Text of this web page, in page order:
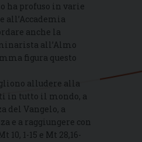
ha profuso in varie
all’Accademia
anche la
all’Almo
figura questo
alludere alla
in tutto il mondo, a
del Vangelo, a
e a raggiungere con
1-15 e Mt 28,16-